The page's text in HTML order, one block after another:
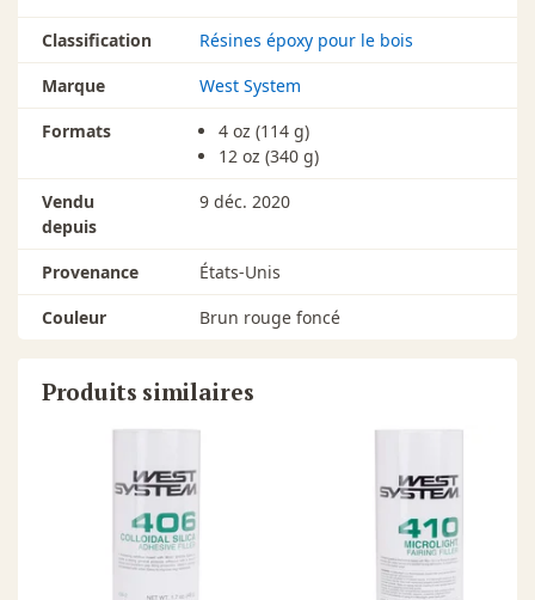
Classification
Résines époxy pour le bois
Marque
West System
Formats
4 oz (114 g)
12 oz (340 g)
Vendu
depuis
9 déc. 2020
Provenance
États-Unis
Couleur
Brun rouge foncé
Produits similaires